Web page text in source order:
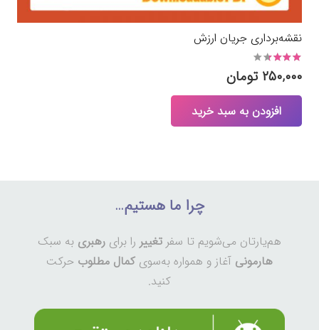
نقشه‌برداری جریان ارزش
3.00از 5 ۲۵۰,۰۰۰ تومان
افزودن به سبد خرید
چرا ما هستیم…
هم‌یارتان می‌شویم تا سفر تغییر را برای رهبری به سبک
هارمونی آغاز و همواره به‌سوی کمال مطلوب حرکت
کنید.